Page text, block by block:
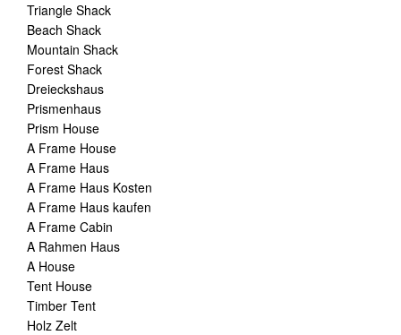
Triangle Shack
Beach Shack
Mountain Shack
Forest Shack
Dreieckshaus
Prismenhaus
Prism House
A Frame House
A Frame Haus
A Frame Haus Kosten
A Frame Haus kaufen
A Frame Cabin
A Rahmen Haus
A House
Tent House
Timber Tent
Holz Zelt